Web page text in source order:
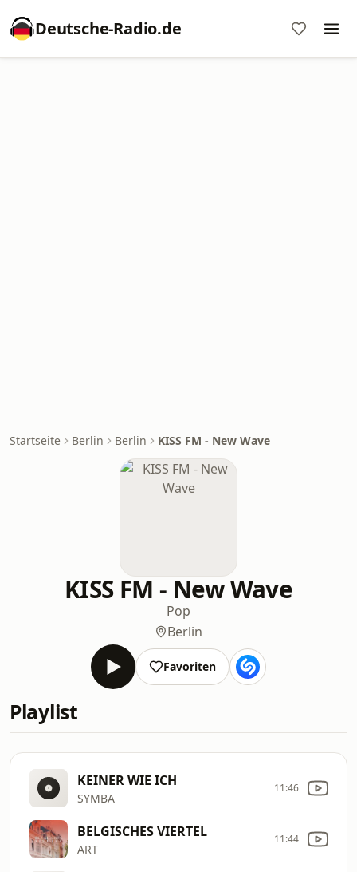
Deutsche-Radio.de
Startseite Berlin Berlin KISS FM - New Wave
KISS FM - New Wave
Pop
Berlin
Favoriten
Playlist
KEINER WIE ICH
SYMBA
11:46
BELGISCHES VIERTEL
ART
11:44